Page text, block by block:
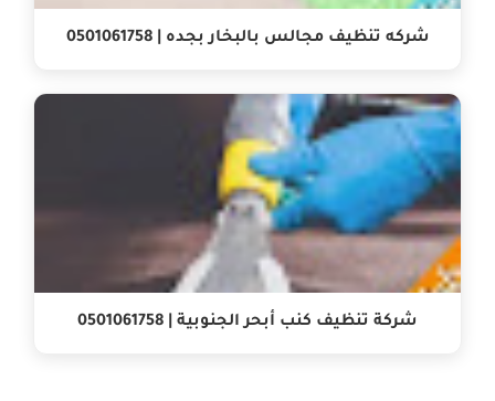
شركه تنظيف مجالس بالبخار بجده | 0501061758
شركة تنظيف كنب أبحر الجنوبية | 0501061758